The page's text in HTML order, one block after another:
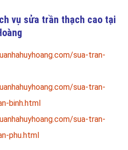
vụ sửa trần thạch cao tại
sua-tran-
sua-tran-
binh.html
sua-tran-
phu.html